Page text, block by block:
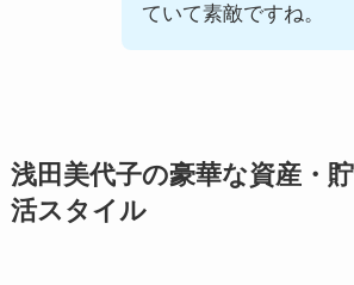
ていて素敵ですね。
浅田美代子の豪華な資産・
活スタイル